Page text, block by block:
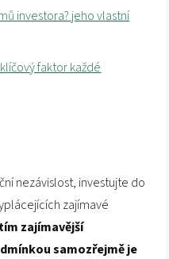
investora? jeho vlastní
faktor každé
nezávislost, investujte do
zajímavé
zajímavější
samozřejmě je